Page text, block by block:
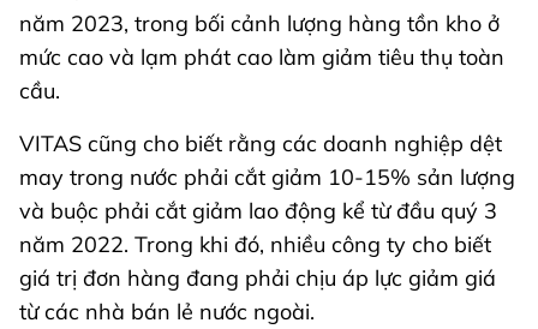
năm 2023, trong bối cảnh lượng hàng tồn kho ở
mức cao và lạm phát cao làm giảm tiêu thụ toàn
cầu.
VITAS cũng cho biết rằng các doanh nghiệp dệt
may trong nước phải cắt giảm 10-15% sản lượng
và buộc phải cắt giảm lao động kể từ đầu quý 3
năm 2022. Trong khi đó, nhiều công ty cho biết
giá trị đơn hàng đang phải chịu áp lực giảm giá
từ các nhà bán lẻ nước ngoài.